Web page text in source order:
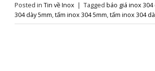
Posted in Tin về Inox | Tagged báo giá inox 304
304 dày 5mm,tấm inox 304 5mm,tấm inox 304